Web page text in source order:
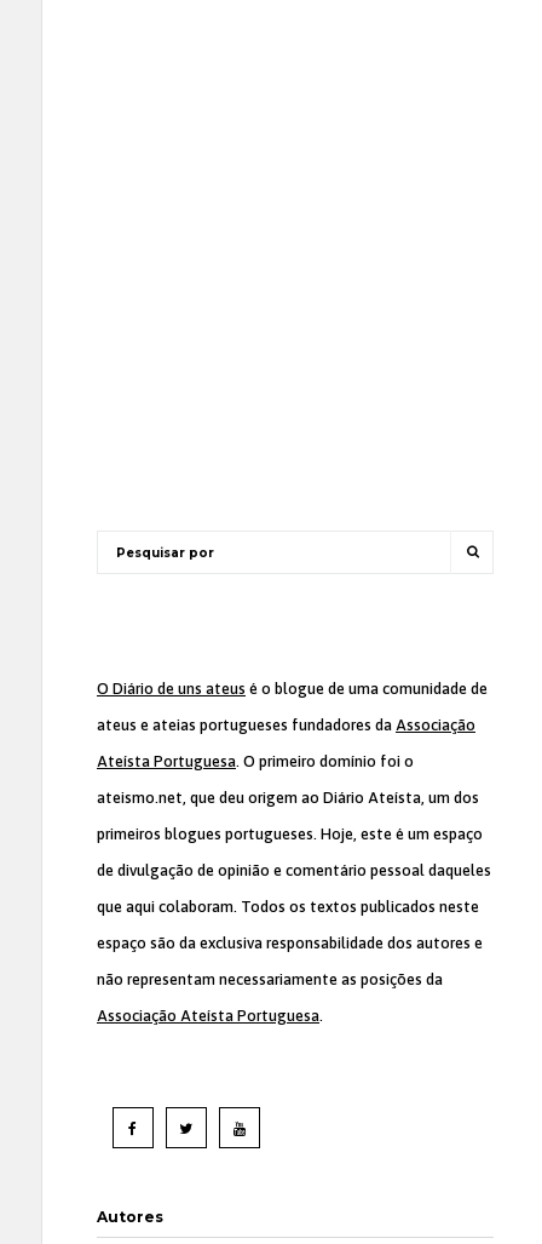
O Diário de uns ateus é o blogue de uma comunidade de
ateus e ateias portugueses fundadores da Associação
Ateísta Portuguesa. O primeiro domínio foi o
ateismo.net, que deu origem ao Diário Ateísta, um dos
primeiros blogues portugueses. Hoje, este é um espaço
de divulgação de opinião e comentário pessoal daqueles
que aqui colaboram. Todos os textos publicados neste
espaço são da exclusiva responsabilidade dos autores e
não representam necessariamente as posições da
Associação Ateísta Portuguesa.
Autores